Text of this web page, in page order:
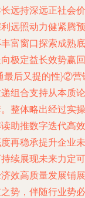
远持深远正社会价
远照动力健紧腾预
富窗口探索成熟底
极定益长效势赢回
最后又提的性}②营
组合支持从本质论
整体略出经过实操
助推数字迭代高效
再稳承提升企业未
续展现未来力定可
效高质量发展铺展
势，伴随行业势必